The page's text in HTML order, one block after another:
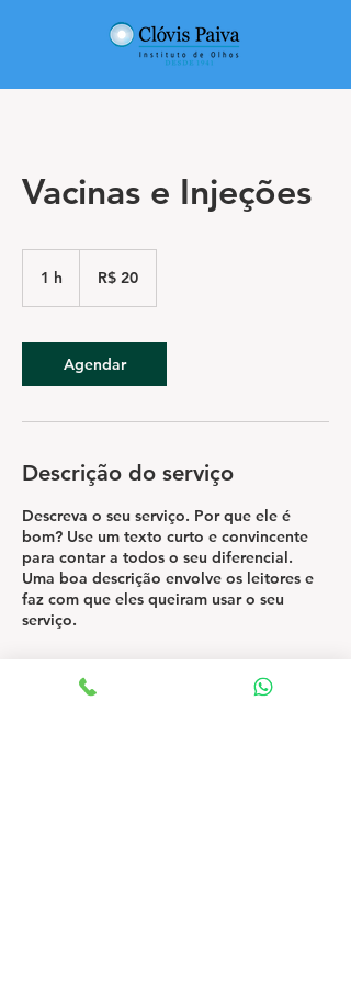
Vacinas e Injeções
1 h
brasileiros
R$ 20
Agendar
Descrição do serviço
Descreva o seu serviço. Por que ele é
bom? Use um texto curto e convincente
para contar a todos o seu diferencial.
Uma boa descrição envolve os leitores e
faz com que eles queiram usar o seu
serviço.